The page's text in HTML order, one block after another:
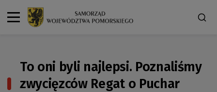
To oni byli najlepsi. Poznaliśmy
zwycięzców Regat o Puchar